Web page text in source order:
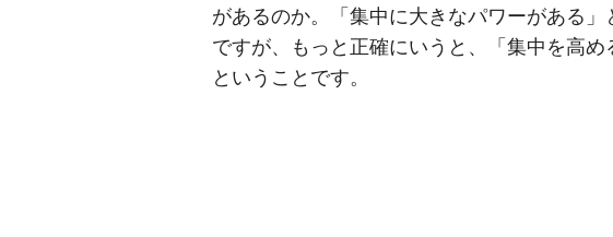
があるのか。「集中に大きなパワーがある
ですが、もっと正確にいうと、「集中を高め
ということです。